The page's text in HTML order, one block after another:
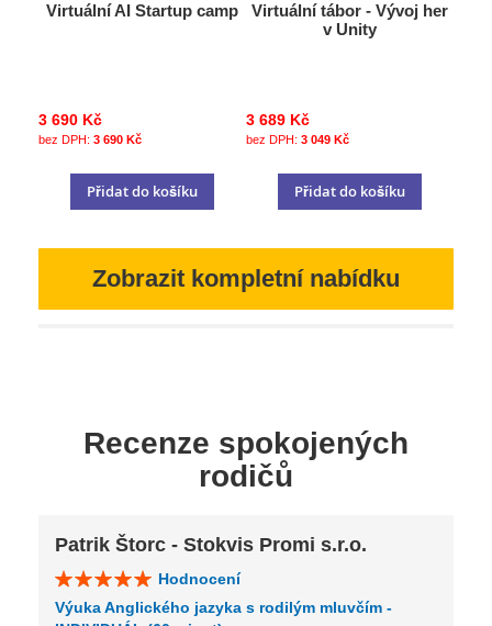
Virtuální AI Startup camp
3 690 Kč
3 690 Kč
Přidat do košíku
Virtuální tábor - Vývoj her
v Unity
3 689 Kč
3 049 Kč
Přidat do košíku
Zobrazit kompletní nabídku
Recenze spokojených
rodičů
Patrik Štorc - Stokvis Promi s.r.o.
Hodnocení
Výuka Anglického jazyka s rodilým mluvčím -